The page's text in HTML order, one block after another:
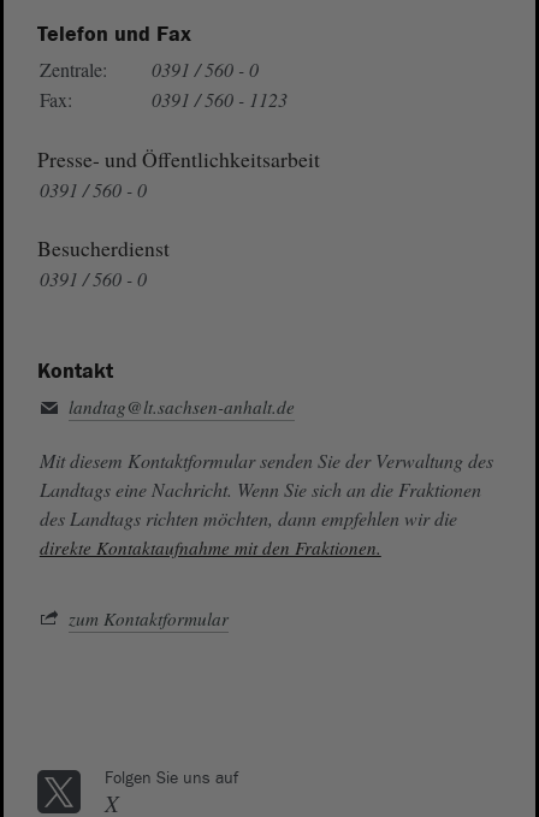
Telefon und Fax
Zentrale:
0391 / 560 - 0
Fax:
0391 / 560 - 1123
Presse- und Öffentlichkeitsarbeit
0391 / 560 - 0
Besucherdienst
0391 / 560 - 0
Kontakt
landtag@lt.sachsen-anhalt.de
Mit diesem Kontaktformular senden Sie der Verwaltung des
Landtags eine Nachricht. Wenn Sie sich an die Fraktionen
des Landtags richten möchten, dann empfehlen wir die
direkte Kontaktaufnahme mit den Fraktionen.
zum Kontaktformular
Folgen Sie uns auf
X